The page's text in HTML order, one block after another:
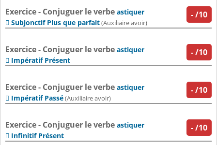
-/10
Exercice - Conjuguer le verbe astiquer
 Subjonctif Plus que parfait(Auxiliaire avoir)
-/10
Exercice - Conjuguer le verbe astiquer
 Impératif Présent
-/10
Exercice - Conjuguer le verbe astiquer
 Impératif Passé(Auxiliaire avoir)
-/10
Exercice - Conjuguer le verbe astiquer
 Infinitif Présent